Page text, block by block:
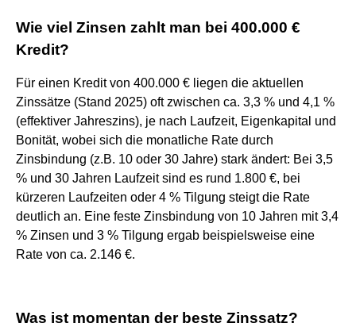
Wie viel Zinsen zahlt man bei 400.000 €
Kredit?
Für einen Kredit von 400.000 € liegen die aktuellen
Zinssätze (Stand 2025) oft zwischen ca. 3,3 % und 4,1 %
(effektiver Jahreszins), je nach Laufzeit, Eigenkapital und
Bonität, wobei sich die monatliche Rate durch
Zinsbindung (z.B. 10 oder 30 Jahre) stark ändert: Bei 3,5
% und 30 Jahren Laufzeit sind es rund 1.800 €, bei
kürzeren Laufzeiten oder 4 % Tilgung steigt die Rate
deutlich an. Eine feste Zinsbindung von 10 Jahren mit 3,4
% Zinsen und 3 % Tilgung ergab beispielsweise eine
Rate von ca. 2.146 €.
Was ist momentan der beste Zinssatz?